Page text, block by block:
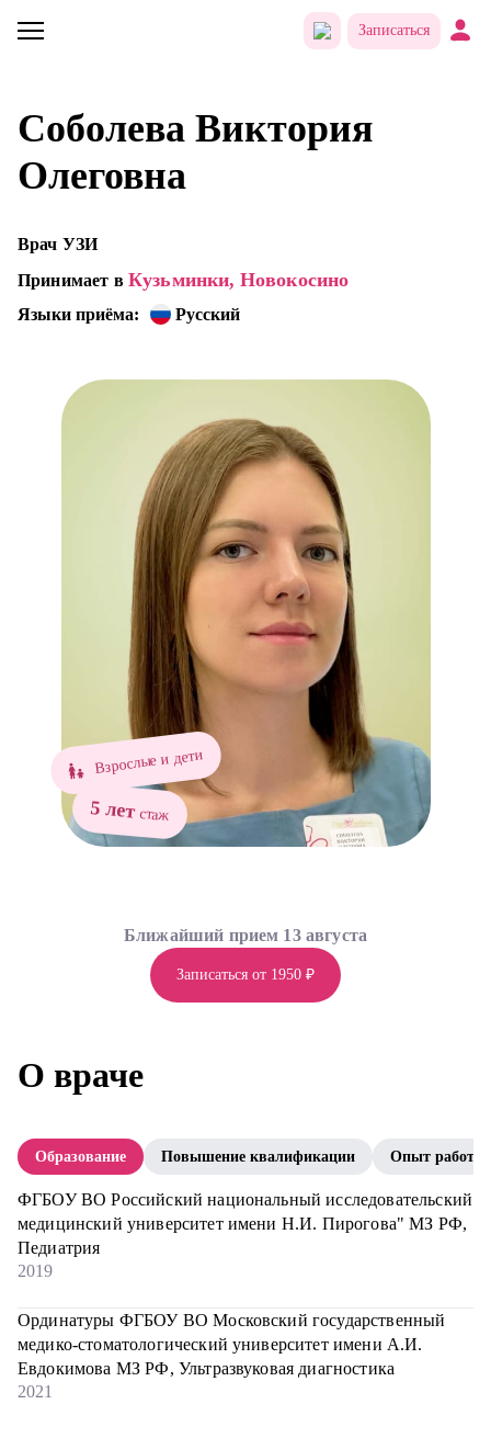
Записаться
Соболева Виктория
Олеговна
Врач УЗИ
Принимает в Кузьминки, Новокосино
Языки приёма: Русский
Взрослые и дети
5 летстаж
Записаться от 1950 ₽
Ближайший прием 13 августа
О враче
Образование Повышение квалификации Опыт работы
ФГБОУ ВО Российский национальный исследовательский
медицинский университет имени Н.И. Пирогова" МЗ РФ,
Педиатрия
2019
Ординатуры ФГБОУ ВО Московский государственный
медико-стоматологический университет имени А.И.
Евдокимова МЗ РФ, Ультразвуковая диагностика
2021